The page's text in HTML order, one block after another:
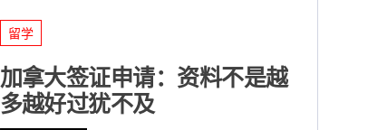
留学
加拿大签证申请：资料不是越
多越好过犹不及